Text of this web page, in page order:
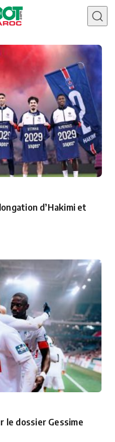
d’Hakimi et
le dossier Gessime